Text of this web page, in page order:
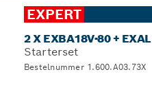
EXPERT
2 X EXBA18V-80 +
Starterset
Bestelnummer 1.600.A03.73X